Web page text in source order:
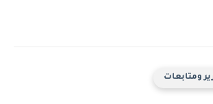
ومتابعات